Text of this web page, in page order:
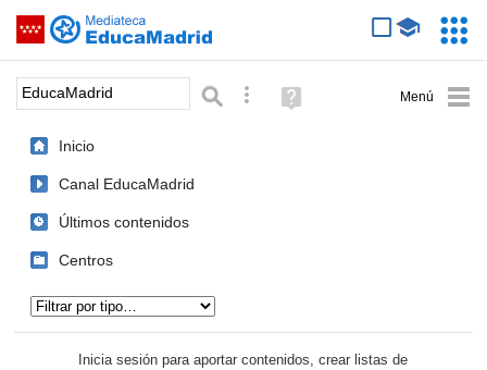
Saltar navegación
Palabra o frase: Búsqueda avanzada
Ayuda
(en
Inicio
Canal EducaMadrid
Últimos contenidos
Centros
Inicia sesión para aportar contenidos, crear listas de